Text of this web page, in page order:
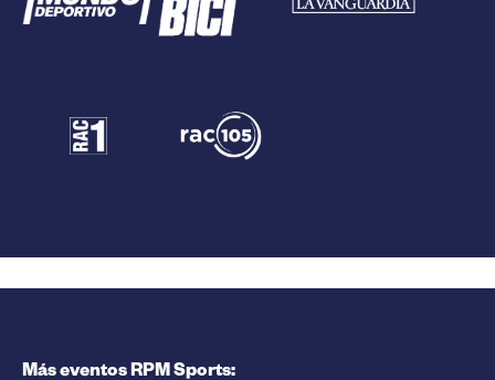
Más eventos RPM Sports: